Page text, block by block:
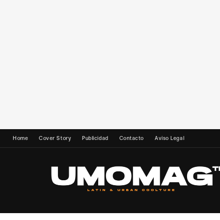
Home Cover Story Publicidad Contacto Aviso Legal